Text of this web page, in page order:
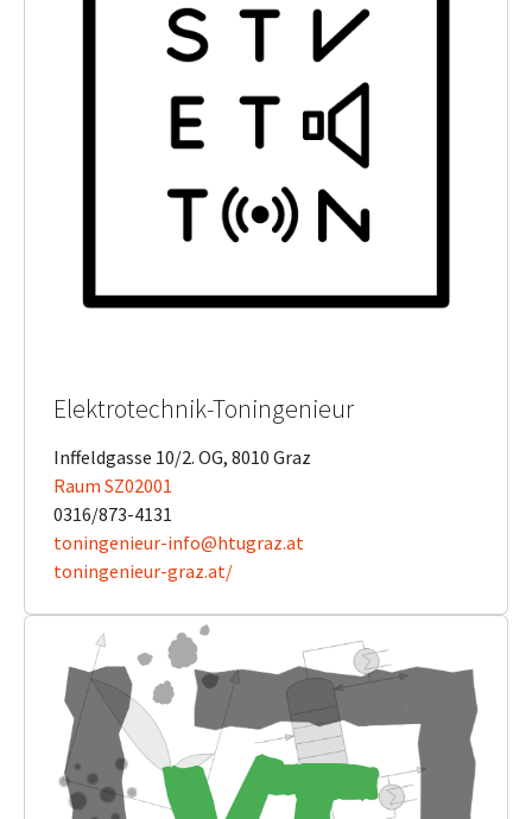
Elektrotechnik-Toningenieur
Inffeldgasse 10/2. OG, 8010 Graz
Raum SZ02001
0316/873-4131
toningenieur-info@htugraz.at
​​​​​​​toningenieur-graz.at/